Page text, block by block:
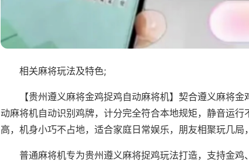
相关麻将玩法及特色;
【贵州遵义麻将金鸡捉鸡自动麻将机】契合遵义麻将
动麻将机自动识别鸡牌，计分完全符合本地规矩，静音运
高，机身小巧不占地，适合家庭日常娱乐，朋友相聚玩几局
普通麻将机专为贵州遵义麻将捉鸡玩法打造，支持金